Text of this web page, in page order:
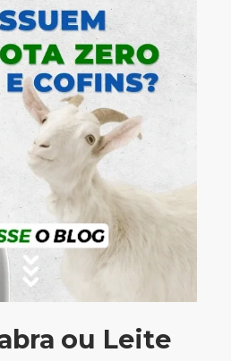
ou Leite